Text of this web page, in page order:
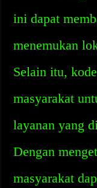
ini dapat
menemukan
Selain itu,
masyarakat
layanan yang
Dengan
masyarakat